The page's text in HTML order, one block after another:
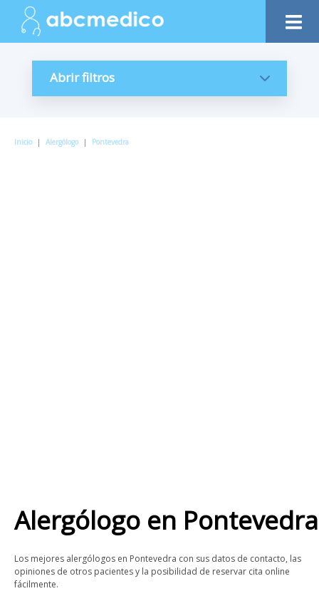
Abrir filtros
Inicio | Alergólogo | Pontevedra
Alergólogo en Pontevedra
Los mejores alergólogos en Pontevedra con sus datos de contacto, las
opiniones de otros pacientes y la posibilidad de reservar cita online
fácilmente.